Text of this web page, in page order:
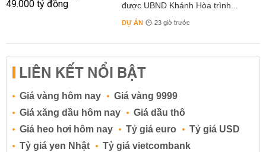
được UBND Khánh Hòa trình...
DỰ ÁN 23 giờ trước
LIÊN KẾT NỔI BẬT
Giá vàng hôm nay
Giá vàng 9999
Giá xăng dầu hôm nay
Giá dầu thô
Giá heo hơi hôm nay
Tỷ giá euro
Tỷ giá USD
Tỷ giá yen Nhật
Tỷ giá vietcombank